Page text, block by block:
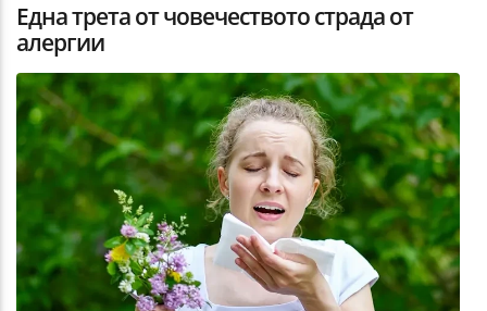
Една трета от човечеството страда от
алергии